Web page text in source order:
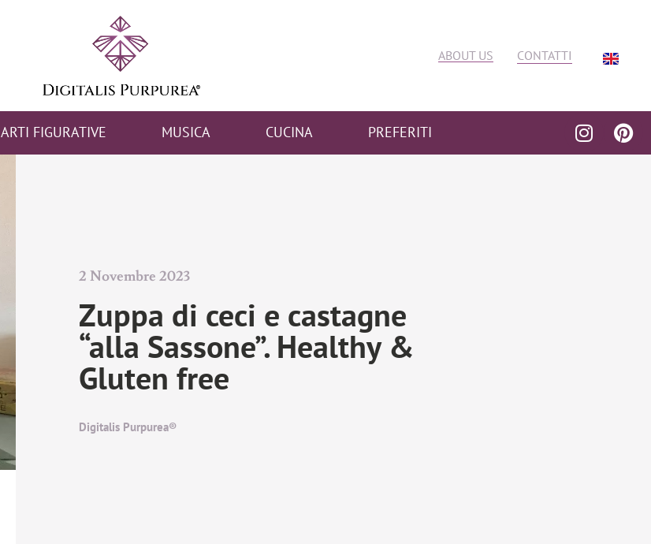
ABOUT US CONTATTI
ARTI FIGURATIVE MUSICA CUCINA PREFERITI
2 Novembre 2023
Zuppa di ceci e castagne
“alla Sassone”. Healthy &
Gluten free
Digitalis Purpurea®